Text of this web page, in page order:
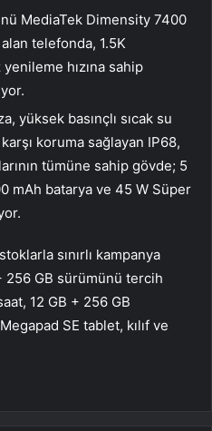
MediaTek Dimensity 7400
telefonda, 1.5K
hızına sahip
yüksek basınçlı sıcak su
koruma sağlayan IP68,
tümüne sahip gövde; 5
mAh batarya ve 45 W Süper
sınırlı kampanya
256 GB sürümünü tercih
12 GB + 256 GB
SE tablet, kılıf ve